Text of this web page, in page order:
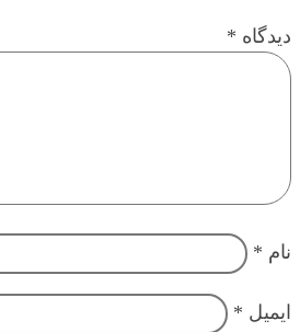
دیدگاه *
نام *
ایمیل *